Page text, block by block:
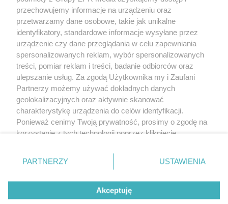
Informacje o beneficjencie rzeczywistym Radio Eska S.A. można
uzyskać w Centralnym Rejestrze Beneficjentów Rzeczywistych pod
adresem Portal Podatkowy Usługi - ADCRBR (podatki.gov.pl
Beneficjentem rzeczywistym jest: Agata Benbenek.
Usługi medialne, platformy udostępniania wideo oraz dzienniki lub
czasopisma dostarczane lub wydawane przez podmioty wchodzące
w skład tej samej grupy kapitałowej w rozumieniu art. 4 pkt 14
ustawy z dnia 16 lutego 2007 r. o ochronie konkurencji i
konsumentów (Dz. U. z 2021 r. poz. 275) znajdują się pod tym link
link
Informujemy, iż Krajowa Rada Radiofonii i Telewizji jest organem
Eska S.A. podlega jurysdykcji Rzeczypospolitej Polskiej.
nasze marki
przechowujemy informacje na urządzeniu oraz
przetwarzamy dane osobowe, takie jak unikalne
identyfikatory, standardowe informacje wysyłane przez
urządzenie czy dane przeglądania w celu zapewniania
spersonalizowanych reklam, wybór spersonalizowanych
treści, pomiar reklam i treści, badanie odbiorców oraz
ulepszanie usług. Za zgodą Użytkownika my i Zaufani
Partnerzy możemy używać dokładnych danych
geolokalizacyjnych oraz aktywnie skanować
charakterystykę urządzenia do celów identyfikacji.
Ponieważ cenimy Twoją prywatność, prosimy o zgodę na
korzystanie z tych technologii poprzez kliknięcie
zmienić/wycofać klikając przycisk ustawień prywatności
znajdujący się w lewym dolnym rogu strony
rodzaje przetwarzania danych nie wymagają zgody
użytkownika, ale masz prawo sprzeciwić się takiemu
przetwarzaniu. Preferencje będą miały zastosowanie tylko
PARTNERZY USTAWIENIA
Akceptuję